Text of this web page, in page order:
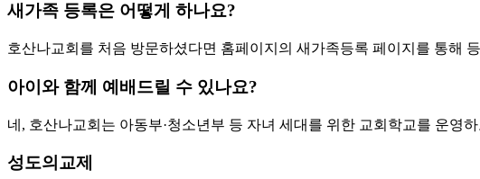
새가족 등록은 어떻게 하나요?
호산나교회를 처음 방문하셨다면 홈페이지의 새가족등록 페이지를 통해
아이와 함께 예배드릴 수 있나요?
네, 호산나교회는 아동부·청소년부 등 자녀 세대를 위한 교회학교를 운영
성도의교제